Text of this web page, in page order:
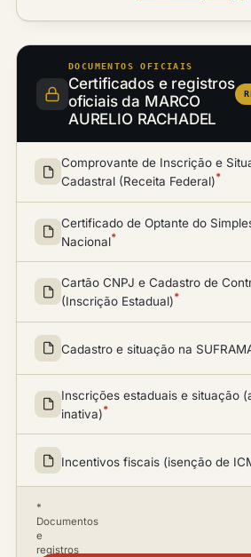
DOCUMENTOS OFICIAIS
Certificados e registros
oficiais da MARCO
AURELIO RACHADEL
Comprovante de Inscrição e
Cadastral (Receita Federal)*
Certificado de Optante do
Nacional*
Cartão CNPJ e Cadastro de
(Inscrição Estadual)*
Cadastro e situação na
Inscrições estaduais e situação
inativa)*
Incentivos fiscais (isenção de
*
Documentos
e
registros